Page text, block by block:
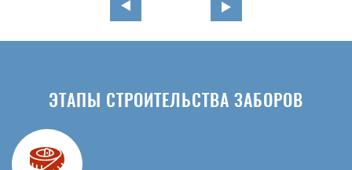
ЭТАПЫ СТРОИТЕЛЬСТВА ЗАБОРОВ